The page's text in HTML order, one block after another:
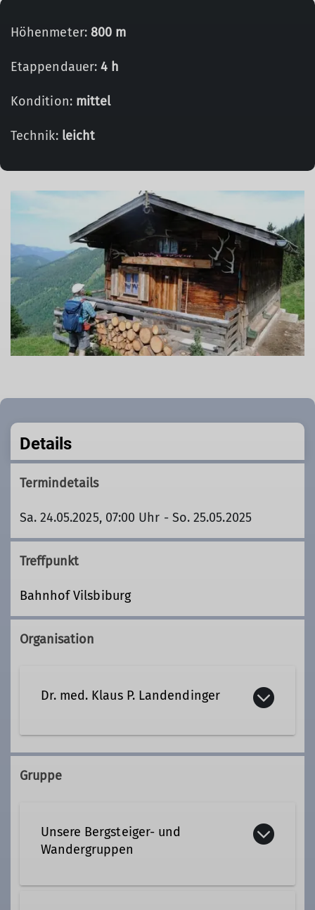
Höhenmeter: 800 m
Etappendauer:4 h
Kondition: mittel
Technik: leicht
Details
Termindetails
Sa. 24.05.2025, 07:00 Uhr - So. 25.05.2025
Treffpunkt
Bahnhof Vilsbiburg
Organisation
Dr. med. Klaus P. Landendinger
+49 8741 7883 +49 175 9282153
Qualifikationen
Gruppe
Unsere Bergsteiger- und
Wandergruppen